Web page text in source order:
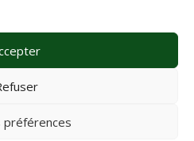
préférences